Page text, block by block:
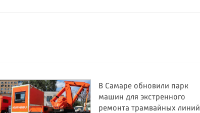
В Самаре обновили парк
машин для экстренного
ремонта трамвайных линий